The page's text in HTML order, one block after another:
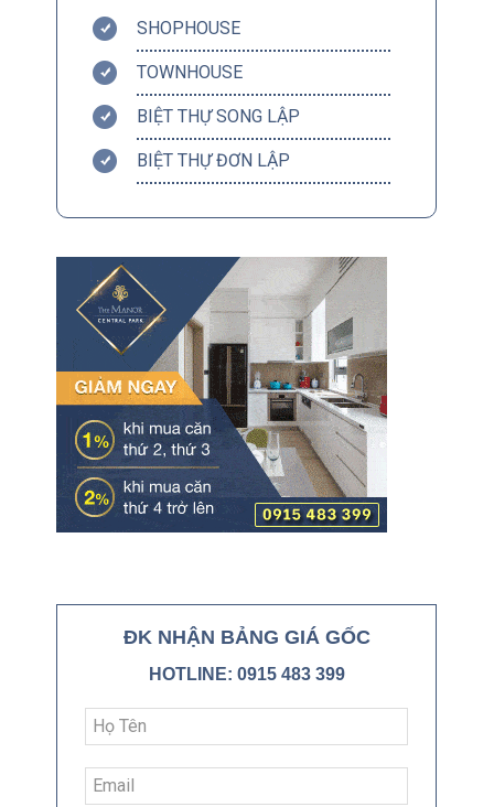
SHOPHOUSE
TOWNHOUSE
BIỆT THỰ SONG LẬP
BIỆT THỰ ĐƠN LẬP
ĐK NHẬN BẢNG GIÁ GỐC
HOTLINE: 0915 483 399